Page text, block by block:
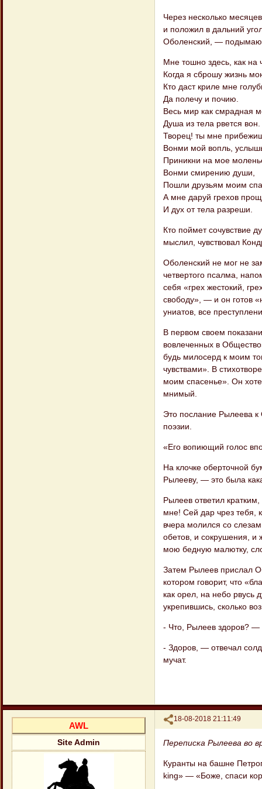
Через несколько
и положил в дальний
Оболенский, — подымаю
Мне тошно здесь, как на
Когда я сброшу жизнь
Кто даст криле мне
Да полечу и почию.
Весь мир как смрадная
Душа из тела рвется вон.
Творец! ты мне
Вонми мой вопль,
Приникни на мое
Вонми смирению души,
Пошли друзьям моим
А мне даруй грехов
И дух от тела разреши.
Кто поймет сочувствие
мыслил, чувствовал
Оболенский не мог не
четвертого псалма,
себя «грех жестокий,
свободу», — и он готов
униатов, все
В первом своем
вовлеченных в
будь милосерд к моим
чувствами». В
моим спасенье». Он
мнимый.
Это послание Рылеева к
поэзии.
«Его вопиющий голос
На клочке оберточной
Рылееву, — это была
Рылеев ответил
мне! Сей дар чрез тебя,
вчера молился со
обетов, и сокрушения, и
мою бедную малютку,
Затем Рылеев прислал
котором говорит, что
как орел, на небо рвусь
укрепившись, сколько
- Что, Рылеев здоров? —
- Здоров, — отвечал
мучат.
Поделиться
18-08-2018 21:11:49
AWL
Site Admin Переписка Рылеева во
Куранты на башне
king» — «Боже, спаси